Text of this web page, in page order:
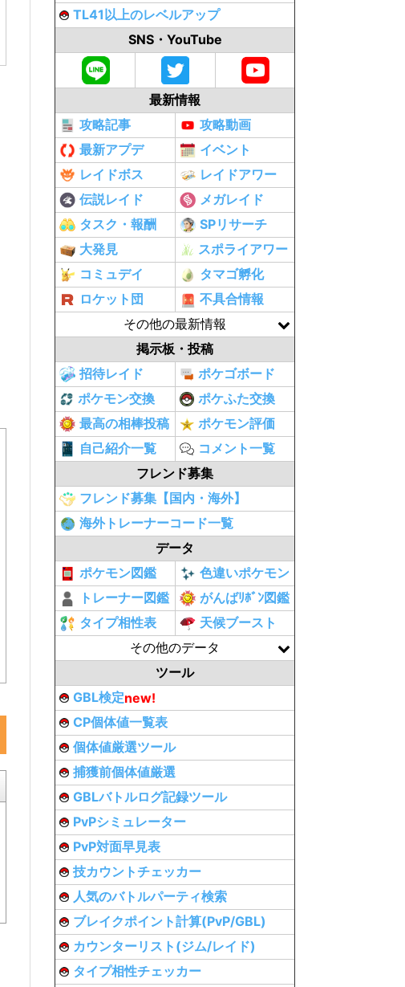
TL41以上のレベルアップ
SNS・YouTube
最新情報
攻略記事
攻略動画
最新アプデ
イベント
レイドボス
レイドアワー
伝説レイド
メガレイド
タスク・報酬
SPリサーチ
大発見
スポライアワー
コミュデイ
タマゴ孵化
ロケット団
不具合情報
その他の最新情報
掲示板・投稿
招待レイド
ポケゴボード
ポケモン交換
ポケふた交換
最高の相棒投稿
ポケモン評価
自己紹介一覧
コメント一覧
フレンド募集
フレンド募集【国内・海外】
海外トレーナーコード一覧
データ
ポケモン図鑑
色違いポケモン
トレーナー図鑑
がんばﾘﾎﾞﾝ図鑑
タイプ相性表
天候ブースト
その他のデータ
ツール
GBL検定new!
CP個体値一覧表
個体値厳選ツール
捕獲前個体値厳選
GBLバトルログ記録ツール
PvPシミュレーター
PvP対面早見表
技カウントチェッカー
人気のバトルパーティ検索
ブレイクポイント計算(PvP/GBL)
カウンターリスト(ジム/レイド)
タイプ相性チェッカー